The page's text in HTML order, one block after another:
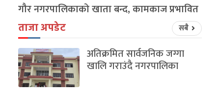
गौर नगरपालिकाको खाता बन्द, कामकाज प्रभावित
ताजा अपडेट सबै
अतिक्रमित सार्वजनिक जग्गा
खालि गराउंदै नगरपालिका